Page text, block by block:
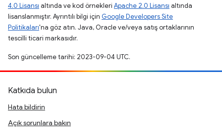
4.0 Lisansı altında ve kod örnekleri Apache 2.0 Lisansı altında
lisanslanmıştır. Ayrıntılı bilgi için Google Developers Site
Politikaları'na göz atın. Java, Oracle ve/veya satış ortaklarının
tescilli ticari markasıdır.
Son güncelleme tarihi: 2023-09-04 UTC.
Katkıda bulun
Hata bildirin
Açık sorunlara bakın